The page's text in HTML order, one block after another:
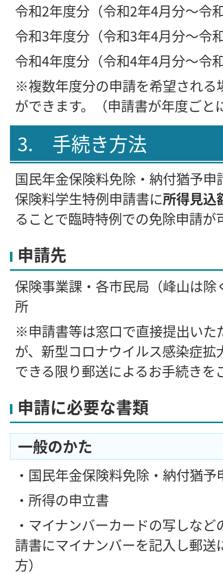
令和2年度分（令和2年4月分～令
令和3年度分（令和3年4月分～令
令和4年度分（令和4年4月分～令
※複数年度分の申請を希望される
ができます。（申請書が年度ごと
3. 手続き方法
国民年金保険料免除・納付猶予
保険料学生特例申請書に所得見込
ることで臨時特例での免除申請が
申請先
保険事業課・各市民局（峰山は
所
※申請書等は窓口で直接提出いた
が、新型コロナウイルス感染症拡
できる限り郵送によるお手続きを
申請に必要な書類
一般のかた
・国民年金保険料免除・納付猶予
・所得の申立書
・マイナンバーカードの写しな
請書にマイナンバーを記入し郵送
方）